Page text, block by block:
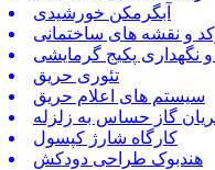
آبگرمکن خورشیدی
و نقشه های ساختمانی
نگهداری پکیج گرمایشی
تئوری حریق
سیستم های اعلام حریق
گاز حساس به زلزله
کارگاه شارژ کپسول
هندبوک طراحی دودکش